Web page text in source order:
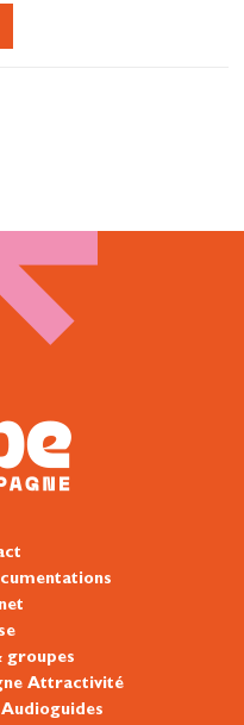
groupes
Attractivité